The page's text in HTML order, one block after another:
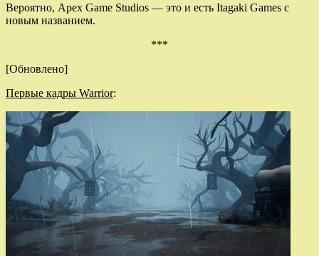
Вероятно, Apex Game Studios — это и есть Itagaki Games с
новым названием.
***
[Обновлено]
Первые кадры Warrior: